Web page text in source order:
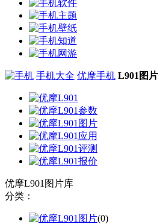
手机大全 优摩手机 L901图片
优摩L901图片库
分类：
(0)